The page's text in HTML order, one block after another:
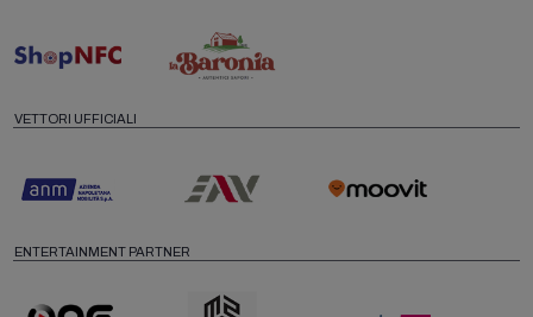
VETTORI UFFICIALI
ENTERTAINMENT PARTNER